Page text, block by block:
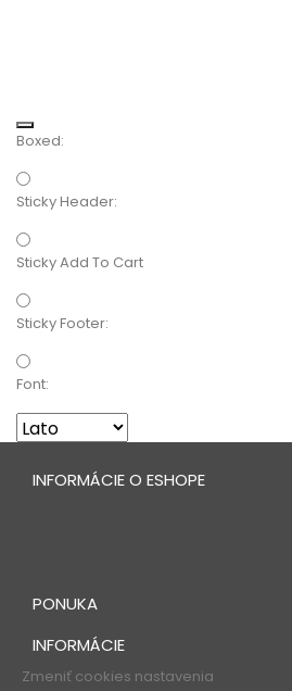
Boxed:
Sticky Header:
Sticky Add To Cart
Sticky Footer:
Font:
INFORMÁCIE O ESHOPE
PONUKA
INFORMÁCIE
Zmeniť cookies nastavenia